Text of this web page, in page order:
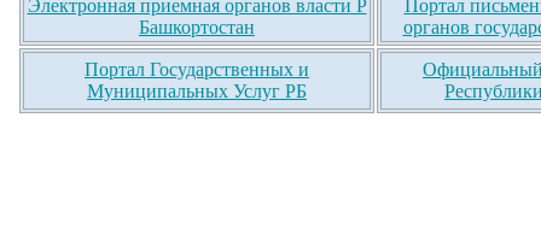
Электронная приемная органов власти Р
Башкортостан
Портал
органов
Портал Государственных и
Муниципальных Услуг РБ
Официальный